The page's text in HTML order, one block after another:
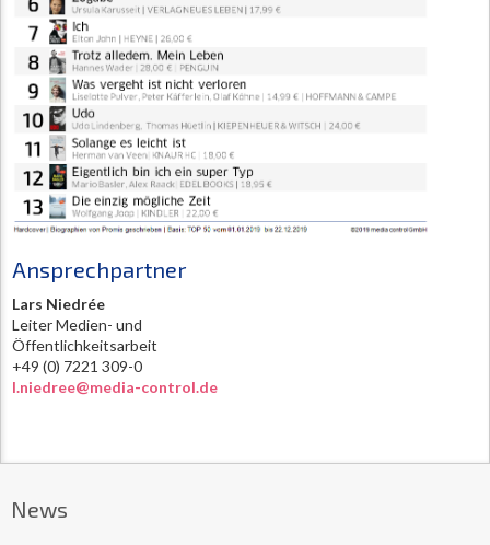
Ansprechpartner
Lars Niedrée
Leiter Medien- und
Öffentlichkeitsarbeit
+49 (0) 7221 309-0
l.niedree@media-control.de
News